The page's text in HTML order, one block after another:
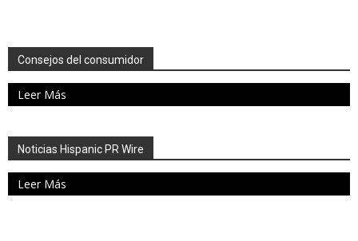
Consejos del consumidor
Leer Más
Noticias Hispanic PR Wire
Leer Más